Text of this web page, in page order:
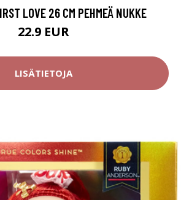
LOVE 26 CM PEHMEÄ NUKKE
22.9 EUR
LISÄTIETOJA